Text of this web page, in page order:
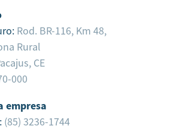
Rod. BR-116, Km 48,
Rural
CE
000
empresa
(85) 3236-1744